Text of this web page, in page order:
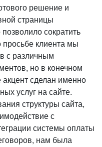
решение и
страницы
сократить
клиента мы
с различным
но в конечном
сделан именно
услуг на сайте.
структуры сайта,
с
системы оплаты
нам была